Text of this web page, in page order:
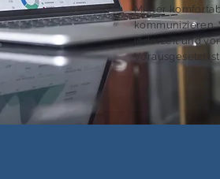
Mieter
kommunizieren.
jederzeit und
Vorausgesetzt